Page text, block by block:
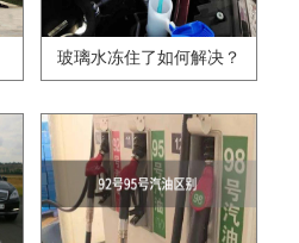
玻璃水冻住了如何解决？